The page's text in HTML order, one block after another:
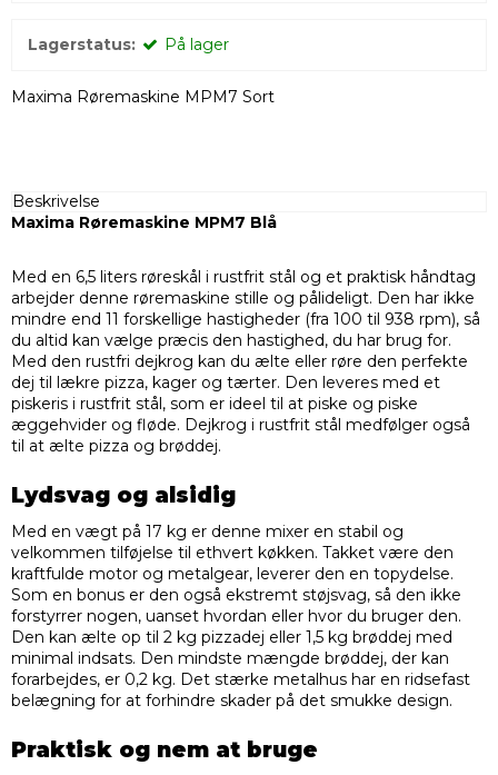
Lagerstatus: På lager
Maxima Røremaskine MPM7 Sort
Beskrivelse
Maxima Røremaskine MPM7 Blå
Med en 6,5 liters røreskål i rustfrit stål og et praktisk håndtag
arbejder denne røremaskine stille og pålideligt. Den har ikke
mindre end 11 forskellige hastigheder (fra 100 til 938 rpm), så
du altid kan vælge præcis den hastighed, du har brug for.
Med den rustfri dejkrog kan du ælte eller røre den perfekte
dej til lækre pizza, kager og tærter. Den leveres med et
piskeris i rustfrit stål, som er ideel til at piske og piske
æggehvider og fløde. Dejkrog i rustfrit stål medfølger også
til at ælte pizza og brøddej.
Lydsvag og alsidig
Med en vægt på 17 kg er denne mixer en stabil og
velkommen tilføjelse til ethvert køkken. Takket være den
kraftfulde motor og metalgear, leverer den en topydelse.
Som en bonus er den også ekstremt støjsvag, så den ikke
forstyrrer nogen, uanset hvordan eller hvor du bruger den.
Den kan ælte op til 2 kg pizzadej eller 1,5 kg brøddej med
minimal indsats. Den mindste mængde brøddej, der kan
forarbejdes, er 0,2 kg. Det stærke metalhus har en ridsefast
belægning for at forhindre skader på det smukke design.
Praktisk og nem at bruge